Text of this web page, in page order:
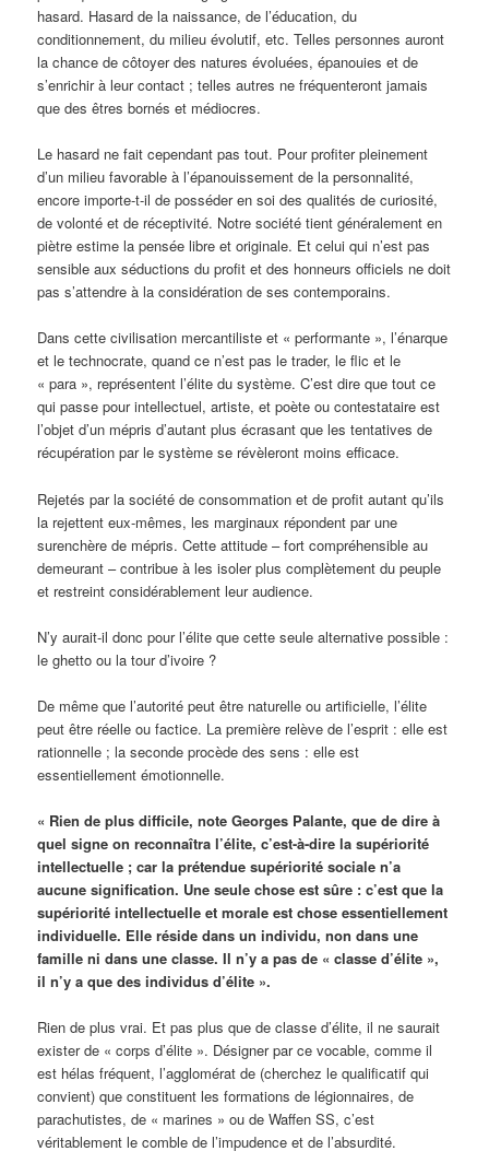
hasard. Hasard de la naissance, de l’éducation, du
conditionnement, du milieu évolutif, etc. Telles personnes auront
la chance de côtoyer des natures évoluées, épanouies et de
s’enrichir à leur contact ; telles autres ne fréquenteront jamais
que des êtres bornés et médiocres.
Le hasard ne fait cependant pas tout. Pour profiter pleinement
d’un milieu favorable à l’épanouissement de la personnalité,
encore importe-t-il de posséder en soi des qualités de curiosité,
de volonté et de réceptivité. Notre société tient généralement en
piètre estime la pensée libre et originale. Et celui qui n’est pas
sensible aux séductions du profit et des honneurs officiels ne doit
pas s’attendre à la considération de ses contemporains.
Dans cette civilisation mercantiliste et « performante », l’énarque
et le technocrate, quand ce n’est pas le trader, le flic et le
« para », représentent l’élite du système. C’est dire que tout ce
qui passe pour intellectuel, artiste, et poète ou contestataire est
l’objet d’un mépris d’autant plus écrasant que les tentatives de
récupération par le système se révèleront moins efficace.
Rejetés par la société de consommation et de profit autant qu’ils
la rejettent eux-mêmes, les marginaux répondent par une
surenchère de mépris. Cette attitude – fort compréhensible au
demeurant – contribue à les isoler plus complètement du peuple
et restreint considérablement leur audience.
N’y aurait-il donc pour l’élite que cette seule alternative possible :
le ghetto ou la tour d’ivoire ?
De même que l’autorité peut être naturelle ou artificielle, l’élite
peut être réelle ou factice. La première relève de l’esprit : elle est
rationnelle ; la seconde procède des sens : elle est
essentiellement émotionnelle.
« Rien de plus difficile, note Georges Palante, que de dire à
quel signe on reconnaîtra l’élite, c’est-à-dire la supériorité
intellectuelle ; car la prétendue supériorité sociale n’a
aucune signification. Une seule chose est sûre : c’est que la
supériorité intellectuelle et morale est chose essentiellement
individuelle. Elle réside dans un individu, non dans une
famille ni dans une classe. Il n’y a pas de « classe d’élite »,
il n’y a que des individus d’élite ».
Rien de plus vrai. Et pas plus que de classe d’élite, il ne saurait
exister de « corps d’élite ». Désigner par ce vocable, comme il
est hélas fréquent, l’agglomérat de (cherchez le qualificatif qui
convient) que constituent les formations de légionnaires, de
parachutistes, de « marines » ou de Waffen SS, c’est
véritablement le comble de l’impudence et de l’absurdité.